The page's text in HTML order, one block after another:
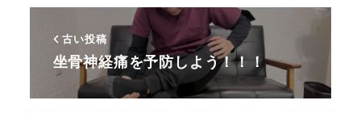
古い投稿
坐骨神経痛を予防しよう！！！